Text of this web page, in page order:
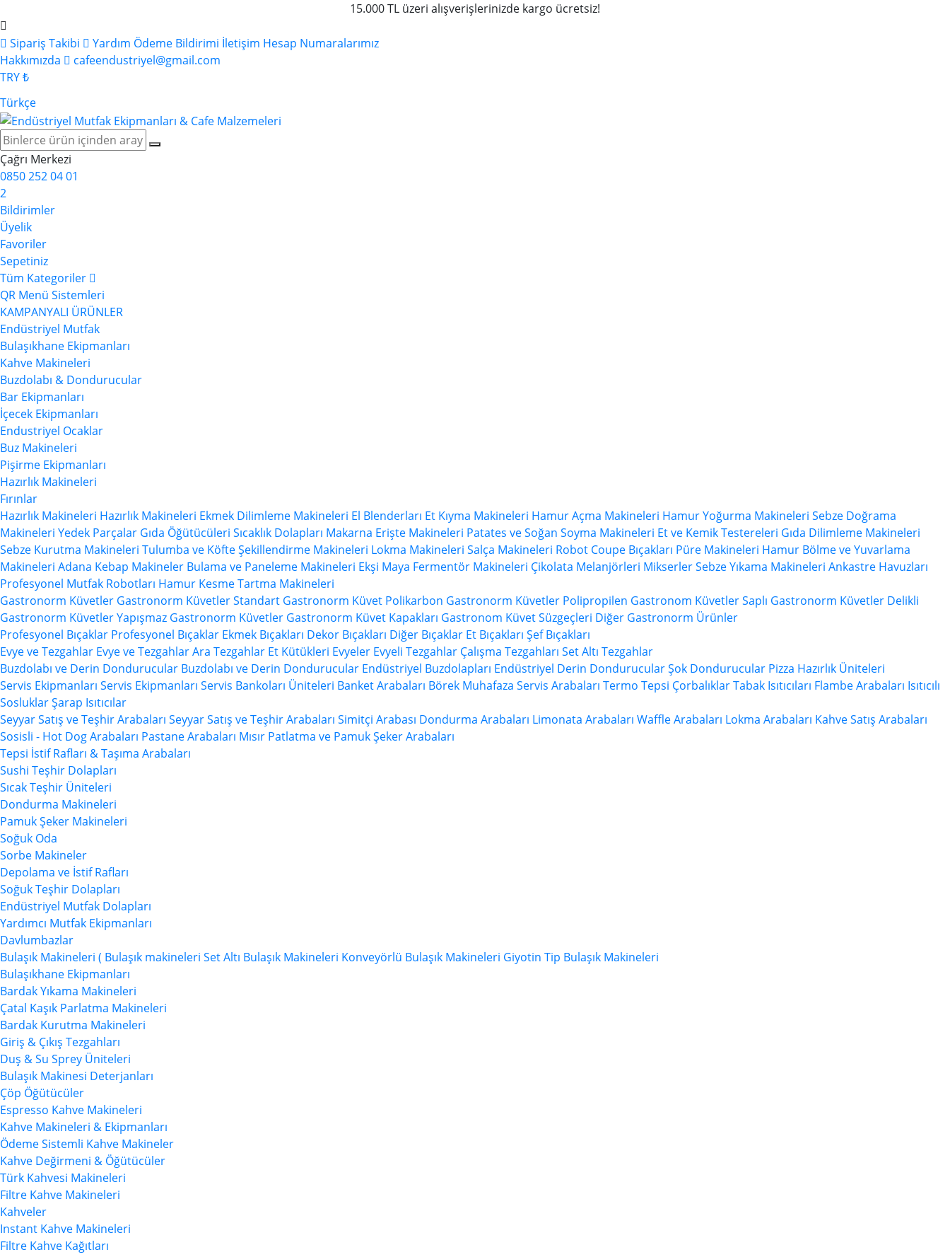
15.000 TL üzeri alışverişlerinizde kargo ücretsiz!
Sipariş Takibi Yardım Ödeme Bildirimi İletişim Hesap Numaralarımız
Hakkımızda
cafeendustriyel@gmail.com
TRY ₺
Türkçe
Çağrı Merkezi
0850 252 04 01
2
Bildirimler
Üyelik
Favoriler
Sepetiniz
Tüm Kategoriler
QR Menü Sistemleri
KAMPANYALI ÜRÜNLER
Endüstriyel Mutfak
Bulaşıkhane Ekipmanları
Kahve Makineleri
Buzdolabı & Dondurucular
Bar Ekipmanları
İçecek Ekipmanları
Endustriyel Ocaklar
Buz Makineleri
Pişirme Ekipmanları
Hazırlık Makineleri
Fırınlar
Hazırlık Makineleri Hazırlık Makineleri Ekmek Dilimleme Makineleri El Blenderları Et Kıyma Makineleri Hamur Açma Makineleri Hamur Yoğurma Makineleri Sebze Doğrama
Makineleri Yedek Parçalar Gıda Öğütücüleri Sıcaklık Dolapları Makarna Erişte Makineleri Patates ve Soğan Soyma Makineleri Et ve Kemik Testereleri Gıda Dilimleme Makineleri
Sebze Kurutma Makineleri Tulumba ve Köfte Şekillendirme Makineleri Lokma Makineleri Salça Makineleri Robot Coupe Bıçakları Püre Makineleri Hamur Bölme ve Yuvarlama
Makineleri Adana Kebap Makineler Bulama ve Paneleme Makineleri Ekşi Maya Fermentör Makineleri Çikolata Melanjörleri MikserlerSebze Yıkama Makineleri Ankastre Havuzları
Profesyonel Mutfak Robotları Hamur Kesme Tartma Makineleri
Gastronorm Küvetler Gastronorm KüvetlerStandart Gastronorm Küvet Polikarbon Gastronorm Küvetler Polipropilen Gastronom KüvetlerSaplı Gastronorm Küvetler Delikli
Gastronorm KüvetlerYapışmaz Gastronorm Küvetler Gastronorm Küvet Kapakları Gastronom Küvet Süzgeçleri Diğer Gastronorm Ürünler
Profesyonel Bıçaklar Profesyonel Bıçaklar Ekmek Bıçakları Dekor Bıçakları Diğer Bıçaklar Et Bıçakları Şef Bıçakları
Evye ve Tezgahlar Evye ve TezgahlarAra Tezgahlar Et Kütükleri Evyeler Evyeli Tezgahlar Çalışma Tezgahları Set Altı Tezgahlar
Buzdolabı ve Derin Dondurucular Buzdolabı ve Derin Dondurucular Endüstriyel Buzdolapları Endüstriyel Derin DondurucularŞok Dondurucular Pizza Hazırlık Üniteleri
Servis Ekipmanları Servis Ekipmanları Servis Bankoları Üniteleri Banket Arabaları Börek Muhafaza Servis Arabaları Termo Tepsi ÇorbalıklarTabak Isıtıcıları Flambe Arabaları Isıtıcılı
SosluklarŞarap Isıtıcılar
Seyyar Satış ve Teşhir Arabaları Seyyar Satış ve Teşhir Arabaları Simitçi Arabası Dondurma Arabaları Limonata Arabaları Waffle Arabaları Lokma Arabaları Kahve Satış Arabaları
Sosisli - Hot Dog Arabaları Pastane Arabaları Mısır Patlatma ve Pamuk Şeker Arabaları
Tepsi İstif Rafları & Taşıma Arabaları
Sushi Teşhir Dolapları
Sıcak Teşhir Üniteleri
Dondurma Makineleri
Pamuk Şeker Makineleri
Soğuk Oda
Sorbe Makineler
Depolama ve İstif Rafları
Soğuk Teşhir Dolapları
Endüstriyel Mutfak Dolapları
Yardımcı Mutfak Ekipmanları
Davlumbazlar
Bulaşık Makineleri ( Bulaşık makineleri Set Altı Bulaşık Makineleri Konveyörlü Bulaşık Makineleri Giyotin Tip Bulaşık Makineleri
Bulaşıkhane Ekipmanları
Bardak Yıkama Makineleri
Çatal Kaşık Parlatma Makineleri
Bardak Kurutma Makineleri
Giriş & Çıkış Tezgahları
Duş & Su Sprey Üniteleri
Bulaşık Makinesi Deterjanları
Çöp Öğütücüler
Espresso Kahve Makineleri
Kahve Makineleri & Ekipmanları
Ödeme Sistemli Kahve Makineler
Kahve Değirmeni & Öğütücüler
Türk Kahvesi Makineleri
Filtre Kahve Makineleri
Kahveler
Instant Kahve Makineleri
Filtre Kahve Kağıtları